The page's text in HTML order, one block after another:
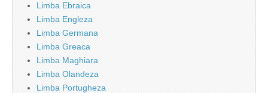
Limba Ebraica
Limba Engleza
Limba Germana
Limba Greaca
Limba Maghiara
Limba Olandeza
Limba Portugheza